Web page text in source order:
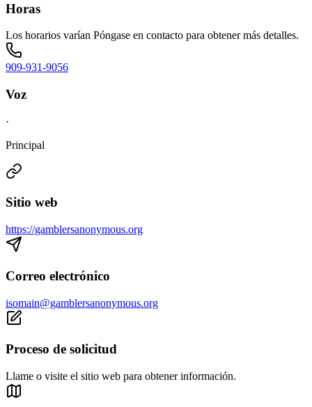
Horas
Los horarios varían Póngase en contacto para obtener más detalles.
909-931-9056
Voz
·
Principal
Sitio web
https://gamblersanonymous.org
Correo electrónico
isomain@gamblersanonymous.org
Proceso de solicitud
Llame o visite el sitio web para obtener información.